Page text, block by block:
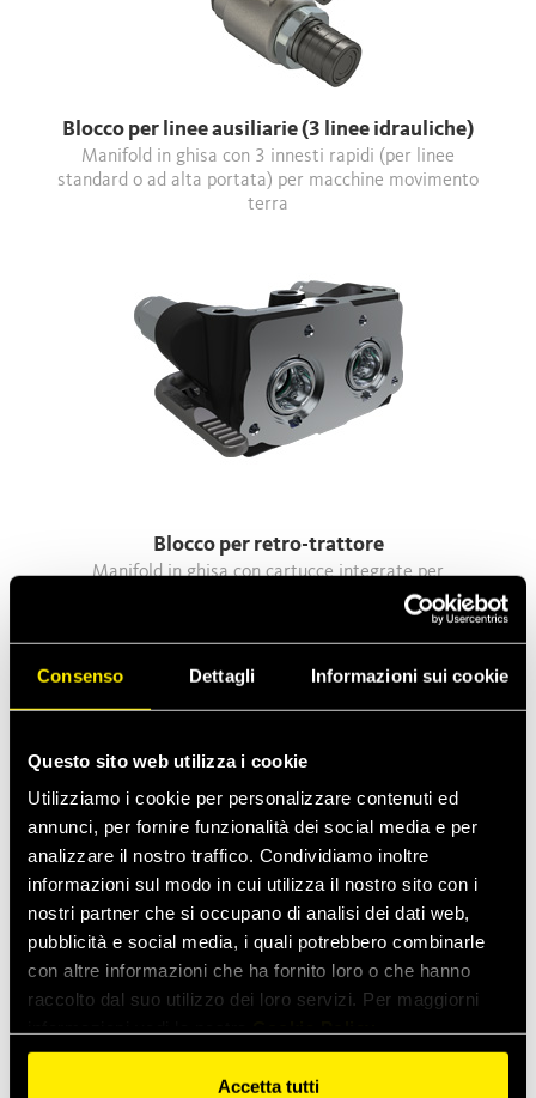
Consenso Dettagli Informazioni sui cookie
Questo sito web utilizza i cookie
Utilizziamo i cookie per personalizzare contenuti ed
annunci, per fornire funzionalità dei social media e per
analizzare il nostro traffico. Condividiamo inoltre
informazioni sul modo in cui utilizza il nostro sito con i
nostri partner che si occupano di analisi dei dati web,
pubblicità e social media, i quali potrebbero combinarle
con altre informazioni che ha fornito loro o che hanno
raccolto dal suo utilizzo dei loro servizi. Per maggiorni
Accetta tutti
Blocco per linee ausiliarie (3 linee idrauliche)
Manifold in ghisa con 3 innesti rapidi (per linee
standard o ad alta portata) per macchine movimento
terra
Blocco per retro-trattore
Manifold in ghisa con cartucce integrate per
Soluzioni su misura
Collettore con innesti ad installazione diretta
sul distributore idraulico